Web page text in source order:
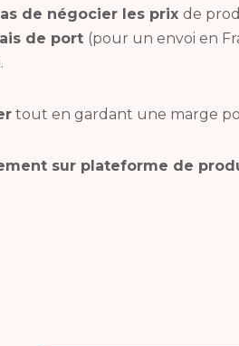
de négocier les prix de
de port (pour un envoi en
tout en gardant une marge
sur plateforme de